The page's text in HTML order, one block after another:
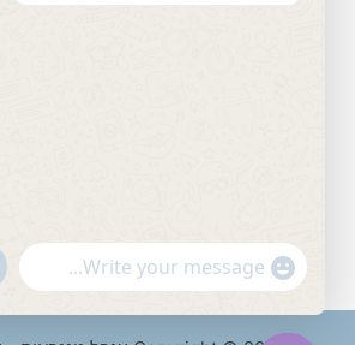
"+chaty_settings.lang.emoji_picker+"
WhatsApp